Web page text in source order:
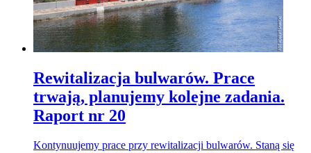
Rewitalizacja bulwarów. Prace
trwają, planujemy kolejne zadania.
Raport nr 20
Kontynuujemy prace przy rewitalizacji bulwarów. Staną się